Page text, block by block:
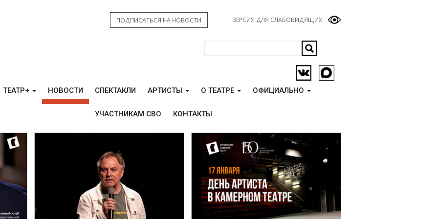
ВЕРСИЯ ДЛЯ СЛАБОВИДЯЩИХ
ПОДПИСАТЬСЯ НА НОВОСТИ
ТЕАТР+ НОВОСТИ СПЕКТАКЛИ АРТИСТЫ О ТЕАТРЕ ОФИЦИАЛЬНО
УЧАСТНИКАМ СВО КОНТАКТЫ